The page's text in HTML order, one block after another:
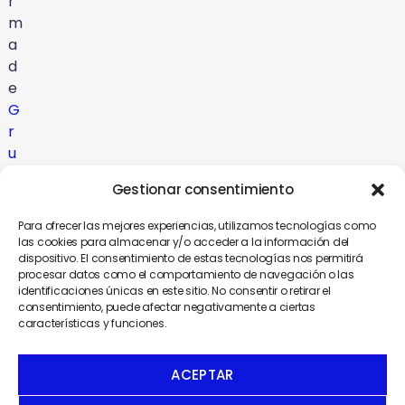
Gestionar consentimiento
Para ofrecer las mejores experiencias, utilizamos tecnologías como
las cookies para almacenar y/o acceder a la información del
dispositivo. El consentimiento de estas tecnologías nos permitirá
procesar datos como el comportamiento de navegación o las
identificaciones únicas en este sitio. No consentir o retirar el
consentimiento, puede afectar negativamente a ciertas
características y funciones.
ACEPTAR
m
a
d
e
G
r
u
C
m